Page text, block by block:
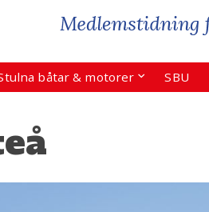
båtar & motorer SBU